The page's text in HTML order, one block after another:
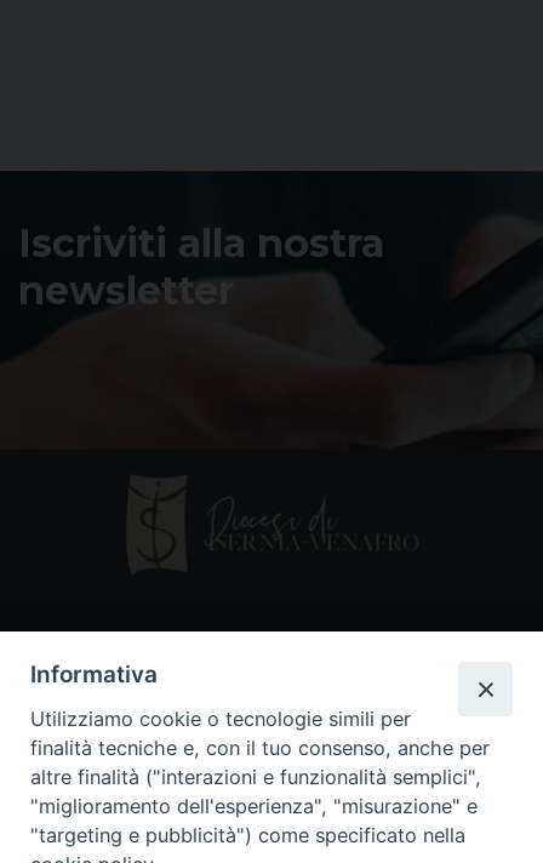
Iscriviti alla nostra
newsletter
86170 Isernia
086550849
segreteria@diocesiiserniavenafro.it
I nostri social
Informativa
Utilizziamo cookie o tecnologie simili per
finalità tecniche e, con il tuo consenso, anche per
altre finalità ("interazioni e funzionalità semplici",
"miglioramento dell'esperienza", "misurazione" e
"targeting e pubblicità") come specificato nella